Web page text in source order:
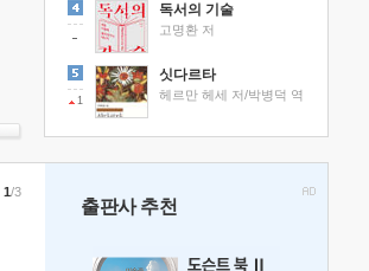
독서의 기술
고명환 저
1
싯다르타
헤르만 헤세 저/박병덕 역
1/3
출판사 추천